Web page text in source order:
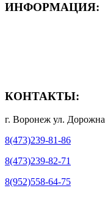
ИНФОРМАЦИЯ:
КОНТАКТЫ:
г. Воронеж ул.
8(473)239-81-86
8(473)239-82-71
8(952)558-64-75